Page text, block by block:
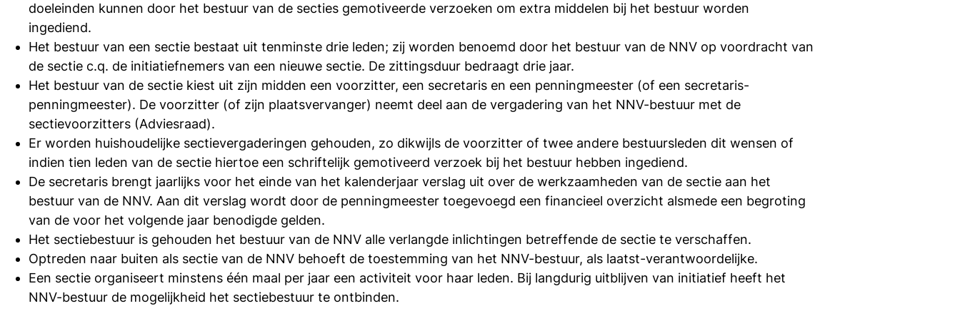
doeleinden kunnen door het bestuur van de secties gemotiveerde verzoeken om extra middelen bij het bestuur worden
ingediend.
Het bestuur van een sectie bestaat uit tenminste drie leden; zij worden benoemd door het bestuur van de NNV op voordracht van
de sectie c.q. de initiatiefnemers van een nieuwe sectie. De zittingsduur bedraagt drie jaar.
Het bestuur van de sectie kiest uit zijn midden een voorzitter, een secretaris en een penningmeester (of een secretaris-
penningmeester). De voorzitter (of zijn plaatsvervanger) neemt deel aan de vergadering van het NNV-bestuur met de
sectievoorzitters (Adviesraad).
Er worden huishoudelijke sectievergaderingen gehouden, zo dikwijls de voorzitter of twee andere bestuursleden dit wensen of
indien tien leden van de sectie hiertoe een schriftelijk gemotiveerd verzoek bij het bestuur hebben ingediend.
De secretaris brengt jaarlijks voor het einde van het kalenderjaar verslag uit over de werkzaamheden van de sectie aan het
bestuur van de NNV. Aan dit verslag wordt door de penningmeester toegevoegd een financieel overzicht alsmede een begroting
van de voor het volgende jaar benodigde gelden.
Het sectiebestuur is gehouden het bestuur van de NNV alle verlangde inlichtingen betreffende de sectie te verschaffen.
Optreden naar buiten als sectie van de NNV behoeft de toestemming van het NNV-bestuur, als laatst-verantwoordelijke.
Een sectie organiseert minstens één maal per jaar een activiteit voor haar leden. Bij langdurig uitblijven van initiatief heeft het
NNV-bestuur de mogelijkheid het sectiebestuur te ontbinden.